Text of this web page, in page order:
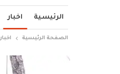
الرئيسية اخبار
الصفحة الرئيسية اخبار